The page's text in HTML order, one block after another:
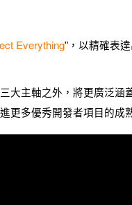
Everything"，以精確表
大主軸之外，將更廣泛
更多優秀開發者項目的成